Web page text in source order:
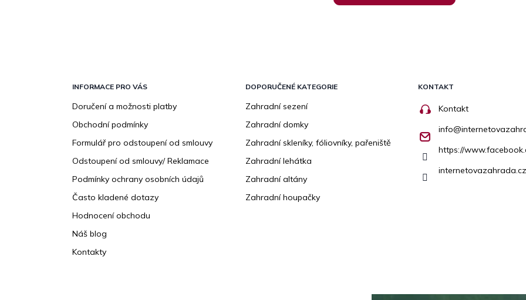
INFORMACE PRO VÁS
Doručení a možnosti platby
Obchodní podmínky
Formulář pro odstoupení od smlouvy
Odstoupení od smlouvy/ Reklamace
Podmínky ochrany osobních údajů
Často kladené dotazy
Hodnocení obchodu
Náš blog
Kontakty
DOPORUČENÉ KATEGORIE
Zahradní sezení
Zahradní domky
Zahradní skleníky, fóliovníky, pařeniště
Zahradní lehátka
Zahradní altány
Zahradní houpačky
KONTAKT
Kontakt
info@
https://